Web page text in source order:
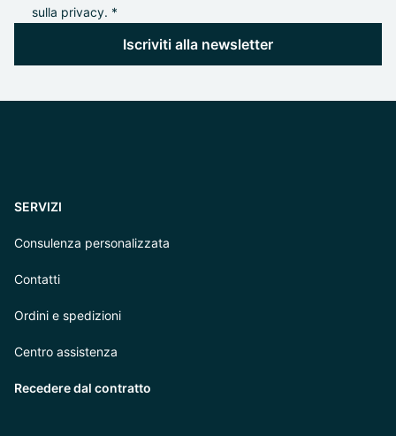
sulla privacy. *
Iscriviti alla newsletter
SERVIZI
Consulenza personalizzata
Contatti
Ordini e spedizioni
Centro assistenza
Recedere dal contratto